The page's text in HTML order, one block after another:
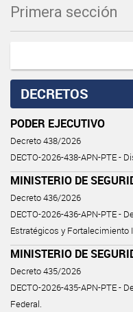
Primera sección
DECRETOS
PODER EJECUTIVO
Decreto 438/2026
DECTO-2026-438-APN-PTE -
MINISTERIO DE
Decreto 436/2026
DECTO-2026-436-APN-PTE -
Estratégicos y Fortalecimiento
MINISTERIO DE
Decreto 435/2026
DECTO-2026-435-APN-PTE -
Federal.